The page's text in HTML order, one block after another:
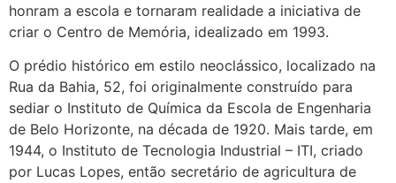
honram a escola e tornaram realidade a iniciativa de
criar o Centro de Memória, idealizado em 1993.
O prédio histórico em estilo neoclássico, localizado na
Rua da Bahia, 52, foi originalmente construído para
sediar o Instituto de Química da Escola de Engenharia
de Belo Horizonte, na década de 1920. Mais tarde, em
1944, o Instituto de Tecnologia Industrial – ITI, criado
por Lucas Lopes, então secretário de agricultura de